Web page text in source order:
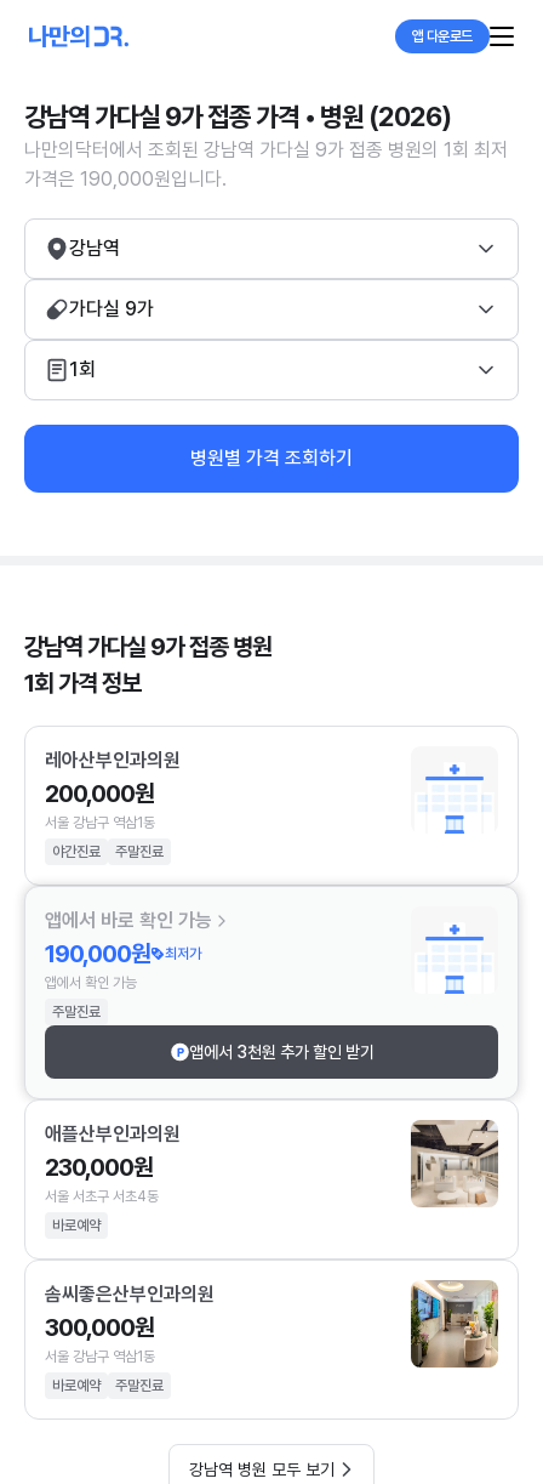
앱 다운로드
강남역 가다실 9가 접종 가격 • 병원 (2026)
나만의닥터에서 조회된 강남역 가다실 9가 접종 병원의 1회 최저
가격은 190,000원입니다.
강남역
가다실 9가
1회
병원별 가격 조회하기
강남역 가다실 9가 접종 병원
1회 가격 정보
레아산부인과의원
200,000원
서울 강남구 역삼1동
야간진료
주말진료
앱에서 바로 확인 가능
190,000원
최저가
앱에서 확인 가능
주말진료
앱에서 3천원 추가 할인 받기
애플산부인과의원
230,000원
서울 서초구 서초4동
바로예약
솜씨좋은산부인과의원
300,000원
서울 강남구 역삼1동
바로예약
주말진료
강남역 병원 모두 보기